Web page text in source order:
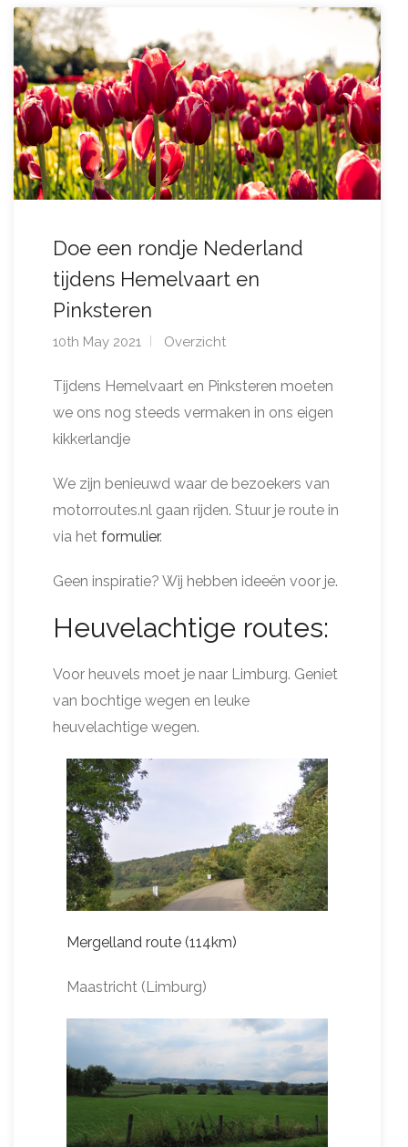
Doe een rondje Nederland
tijdens Hemelvaart en
Pinksteren
10th May 2021 Overzicht
Tijdens Hemelvaart en Pinksteren moeten
we ons nog steeds vermaken in ons eigen
kikkerlandje
We zijn benieuwd waar de bezoekers van
motorroutes.nl gaan rijden. Stuur je route in
via het formulier.
Geen inspiratie? Wij hebben ideeën voor je.
Heuvelachtige routes:
Voor heuvels moet je naar Limburg. Geniet
van bochtige wegen en leuke
heuvelachtige wegen.
Mergelland route (114km)
Maastricht (Limburg)